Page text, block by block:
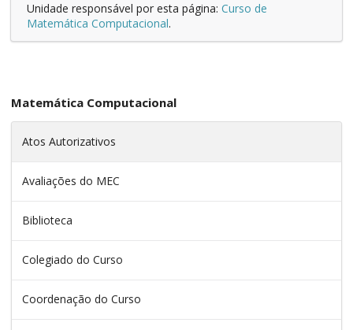
Unidade responsável por esta página: Curso de
Matemática Computacional.
Matemática Computacional
Atos Autorizativos
Avaliações do MEC
Biblioteca
Colegiado do Curso
Coordenação do Curso